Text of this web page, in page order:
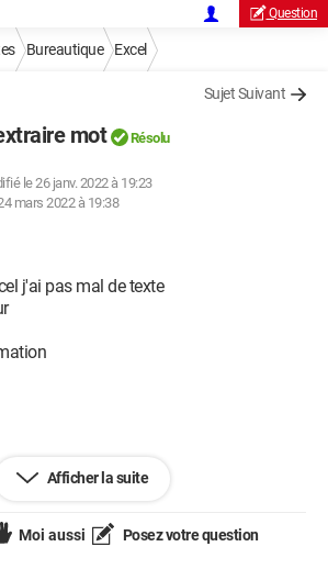
Question
Bureautique Excel
Sujet Suivant
mot Résolu
le 26 janv. 2022 à 19:23
mars 2022 à 19:38
j'ai pas mal de texte
Afficher la suite
Moi aussi Posez votre question